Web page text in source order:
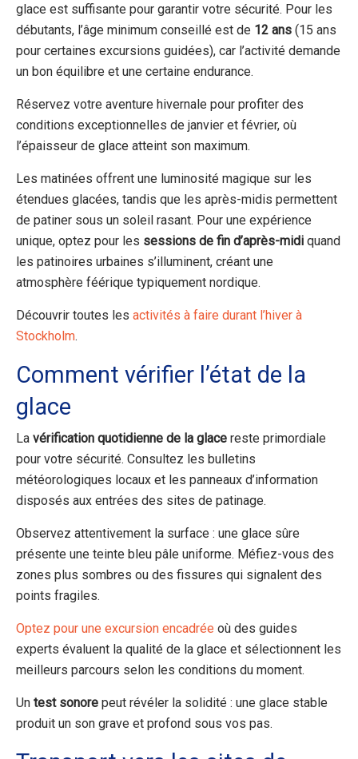
glace est suffisante pour garantir votre sécurité. Pour les
débutants, l’âge minimum conseillé est de 12 ans (15 ans
pour certaines excursions guidées), car l’activité demande
un bon équilibre et une certaine endurance.
Réservez votre aventure hivernale pour profiter des
conditions exceptionnelles de janvier et février, où
l’épaisseur de glace atteint son maximum.
Les matinées offrent une luminosité magique sur les
étendues glacées, tandis que les après-midis permettent
de patiner sous un soleil rasant. Pour une expérience
unique, optez pour les sessions de fin d’après-midi quand
les patinoires urbaines s’illuminent, créant une
atmosphère féérique typiquement nordique.
Découvrir toutes les activités à faire durant l’hiver à
Stockholm.
Comment vérifier l’état de la
glace
La vérification quotidienne de la glace reste primordiale
pour votre sécurité. Consultez les bulletins
météorologiques locaux et les panneaux d’information
disposés aux entrées des sites de patinage.
Observez attentivement la surface : une glace sûre
présente une teinte bleu pâle uniforme. Méfiez-vous des
zones plus sombres ou des fissures qui signalent des
points fragiles.
Optez pour une excursion encadrée où des guides
experts évaluent la qualité de la glace et sélectionnent les
meilleurs parcours selon les conditions du moment.
Un test sonore peut révéler la solidité : une glace stable
produit un son grave et profond sous vos pas.